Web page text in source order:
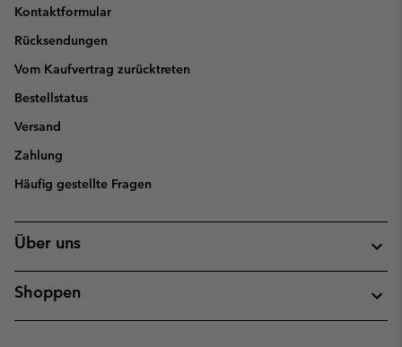
Kontaktformular
Rücksendungen
Vom Kaufvertrag zurücktreten
Bestellstatus
Versand
Zahlung
Häufig gestellte Fragen
Über uns
Shoppen